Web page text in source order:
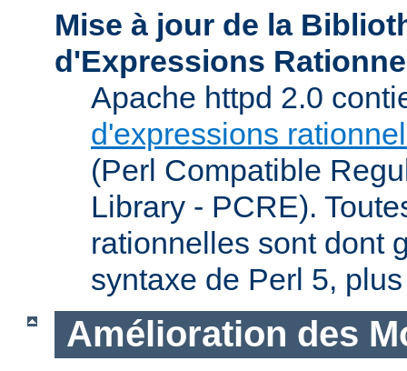
Mise à jour de la
d'Expressions
Apache httpd 2.0
d'expressions
(Perl Compatible
Library - PCRE).
rationnelles sont dont
syntaxe de Perl 5,
Amélioration des